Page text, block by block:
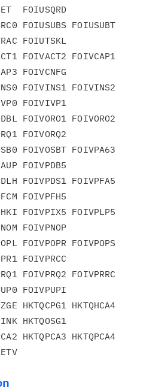
FOIUSQRD
FOIUSUBS FOIUSUBT
FOIUTSKL
FOIVACT2 FOIVCAP1
FOIVCNFG
FOIVINS1 FOIVINS2
FOIVIVP1
FOIVORO1 FOIVORO2
FOIVORQ2
FOIVOSBT FOIVPA63
FOIVPDB5
FOIVPDS1 FOIVPFA5
FOIVPFH5
FOIVPIX5 FOIVPLP5
FOIVPNOP
FOIVPOPR FOIVPOPS
FOIVPRCC
FOIVPRQ2 FOIVPRRC
FOIVPUPI
HKTQCPG1 HKTQHCA4
HKTQOSG1
HKTQPCA3 HKTQPCA4
HKTQPGLX HKTQSETV